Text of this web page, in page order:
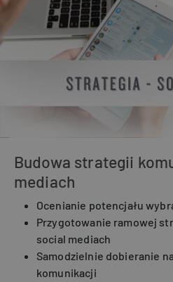
Budowa strategii
mediach
Ocenianie potencjału
Przygotowanie ramowej
social mediach
Samodzielnie dobieranie
komunikacji